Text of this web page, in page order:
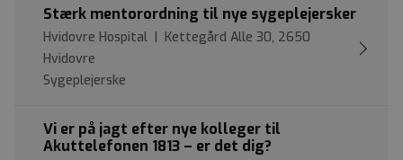
Stærk mentorordning til nye sygeplejersker
Hvidovre Hospital | Kettegård Alle 30, 2650
Hvidovre
Sygeplejerske
Vi er på jagt efter nye kolleger til
Akuttelefonen 1813 – er det dig?